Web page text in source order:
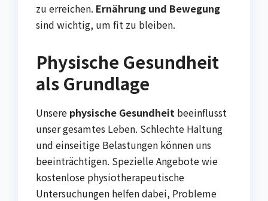
zu erreichen. Ernährung und Bewegung
sind wichtig, um fit zu bleiben.
Physische Gesundheit
als Grundlage
Unsere physische Gesundheit beeinflusst
unser gesamtes Leben. Schlechte Haltung
und einseitige Belastungen können uns
beeinträchtigen. Spezielle Angebote wie
kostenlose physiotherapeutische
Untersuchungen helfen dabei, Probleme